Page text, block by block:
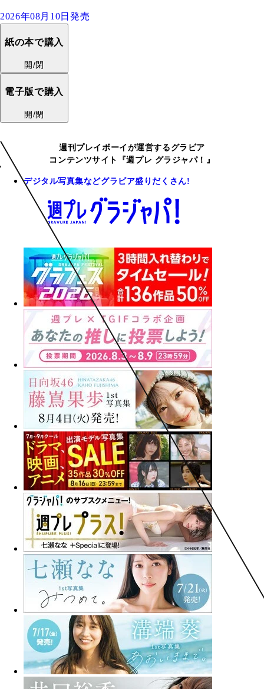
2026年08月10日発売
紙の本で購入
開/閉
電子版で購入
開/閉
週刊プレイボーイが運営するグラビア
コンテンツサイト『週プレ グラジャパ！』
デジタル写真集などグラビア盛りだくさん!